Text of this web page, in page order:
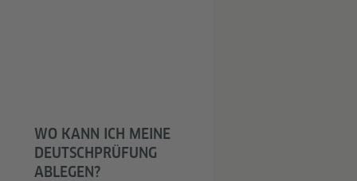
WO KANN ICH MEINE
DEUTSCHPRÜFUNG
ABLEGEN?